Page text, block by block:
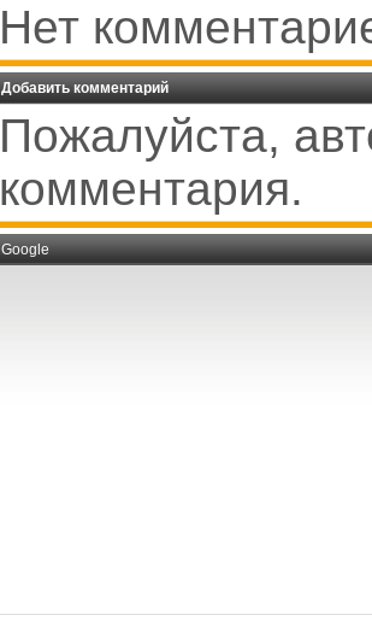
Нет
Добавить комментарий
Пожалуйста,
комментария.
Google